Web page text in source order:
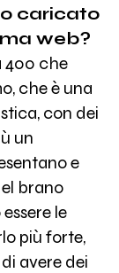
caricato
web?
400 che
che è una
con dei
un
e
brano
le
più forte,
avere dei